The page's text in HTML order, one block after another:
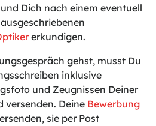
Dich nach einem eventuell
erkundigen.
gehst, musst Du
inklusive
und Zeugnissen Deiner
versenden. Deine Bewerbung
sie per Post